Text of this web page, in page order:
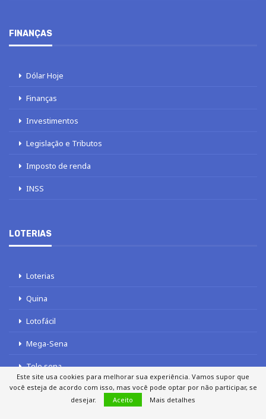
FINANÇAS
Dólar Hoje
Finanças
Investimentos
Legislação e Tributos
Imposto de renda
INSS
LOTERIAS
Loterias
Quina
Lotofácil
Mega-Sena
Tele sena
Este site usa cookies para melhorar sua experiência. Vamos supor que
você esteja de acordo com isso, mas você pode optar por não participar, se
desejar.
Aceito Mais detalhes